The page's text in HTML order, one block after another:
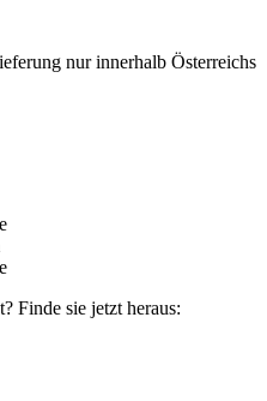
nur innerhalb Österreichs
Finde sie jetzt heraus: